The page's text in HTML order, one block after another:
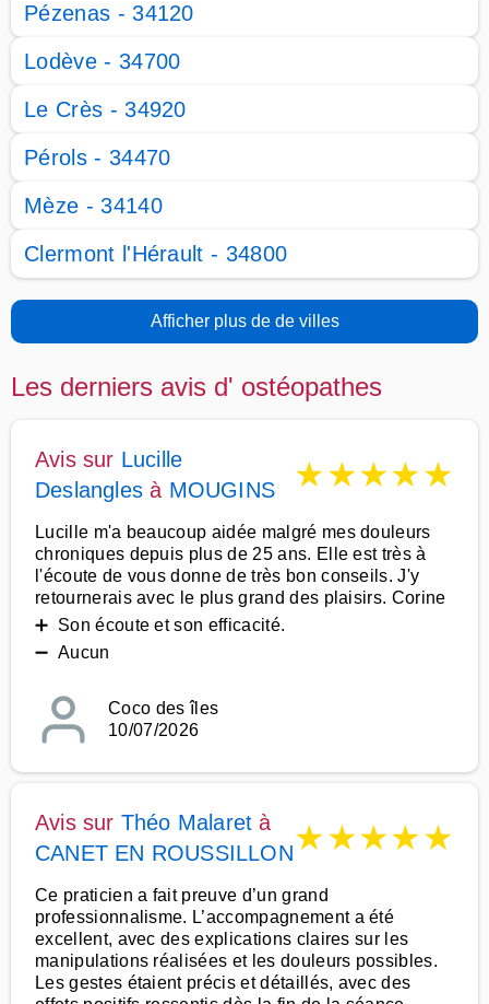
Pézenas - 34120
Lodève - 34700
Le Crès - 34920
Pérols - 34470
Mèze - 34140
Clermont l'Hérault - 34800
Afficher plus de de villes
Les derniers avis d' ostéopathes
Avis sur Lucille
Deslangles à MOUGINS ★★★★★
Lucille m'a beaucoup aidée malgré mes douleurs
chroniques depuis plus de 25 ans. Elle est très à
l'écoute de vous donne de très bon conseils. J'y
retournerais avec le plus grand des plaisirs. Corine
➕ Son écoute et son efficacité.
➖ Aucun
Coco des îles
10/07/2026
Avis sur Théo Malaret à
CANET EN ROUSSILLON★★★★★
Ce praticien a fait preuve d’un grand
professionnalisme. L’accompagnement a été
excellent, avec des explications claires sur les
manipulations réalisées et les douleurs possibles.
Les gestes étaient précis et détaillés, avec des